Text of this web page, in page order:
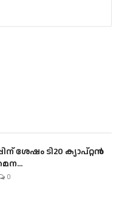
ശേഷം ടി20 ക്യാപ്റ്റൻ
0